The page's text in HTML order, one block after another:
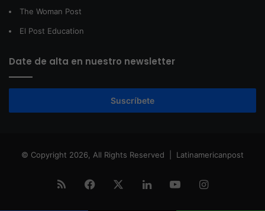
The Woman Post
El Post Education
Date de alta en nuestro newsletter
Suscríbete
© Copyright 2026, All Rights Reserved | Latinamericanpost
RSS Facebook LinkedInYouTubeInstagram